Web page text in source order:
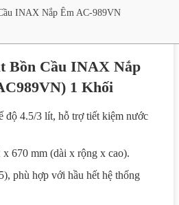
INAX Nắp Êm AC-989VN
Bồn Cầu INAX Nắp
1 Khối
độ 4.5/3 lít, hỗ trợ tiết kiệm nước
x 670 mm (dài x rộng x cao).
phù hợp với hầu hết hệ thống